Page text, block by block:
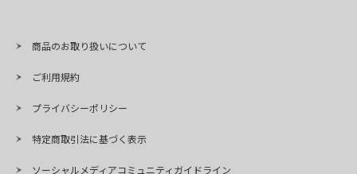
商品のお取り扱いについて
ご利用規約
プライバシーポリシー
特定商取引法に基づく表示
ソーシャルメディアコミュニティガイドライン